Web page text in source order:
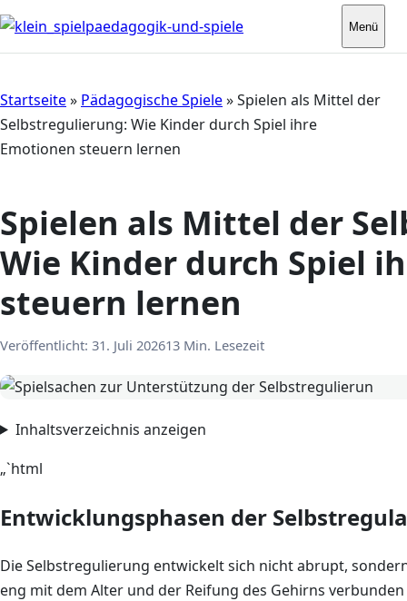
Menü
Startseite» Pädagogische Spiele»Spielen als Mittel der
Selbstregulierung: Wie Kinder durch Spiel ihre
Emotionen steuern lernen
Spielen als Mittel der
Wie Kinder durch Spiel
steuern lernen
Veröffentlicht: 31. Juli 202613 Min. Lesezeit
Inhaltsverzeichnis anzeigen
„`html
Entwicklungsphasen der
Die Selbstregulierung entwickelt sich nicht abrupt,
eng mit dem Alter und der Reifung des Gehirns